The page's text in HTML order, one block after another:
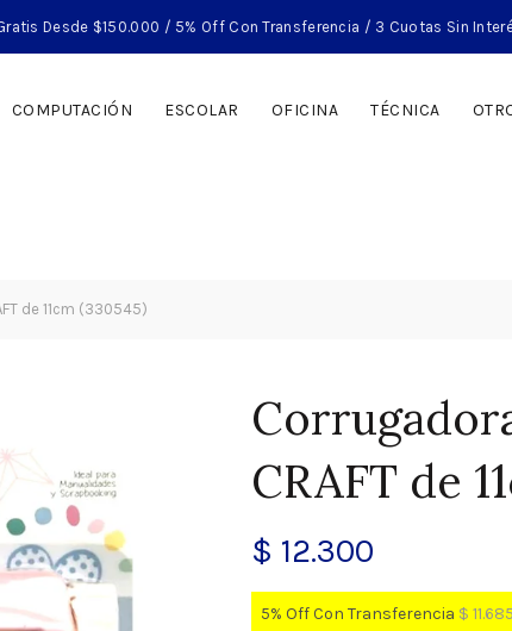
Desde $150.000 / 5% Off Con Transferencia / 3 Cuotas Sin
COMPUTACIÓN ESCOLAR OFICINA TÉCNICA
de 11cm (330545)
CRAFT de
$ 12.300
5% Off Con Transferencia $ 11.685